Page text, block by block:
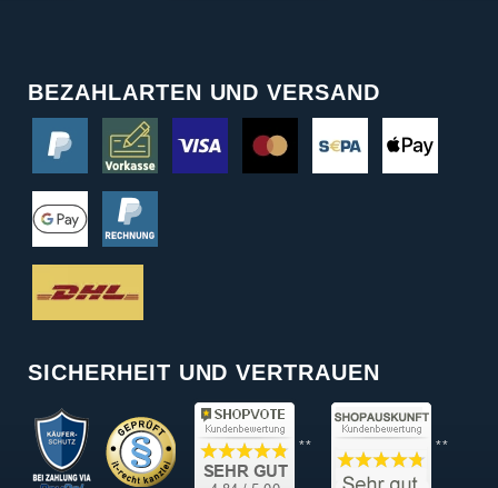
BEZAHLARTEN UND VERSAND
SICHERHEIT UND VERTRAUEN
** **